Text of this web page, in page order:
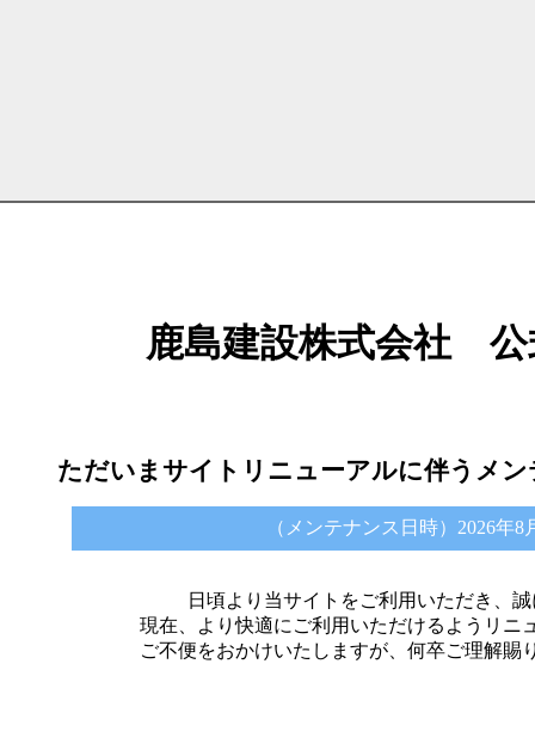
鹿島建設株式会社
ただいまサイトリニューアルに伴うメ
（メンテナンス日時）2026年8
日頃より当サイトをご利用いただき、
現在、より快適にご利用いただけるようリニ
ご不便をおかけいたしますが、何卒ご理解賜